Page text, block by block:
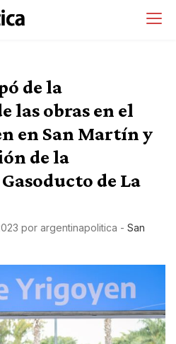
de la
las obras en el
en San Martín y
de la
de La
por argentinapolitica - San